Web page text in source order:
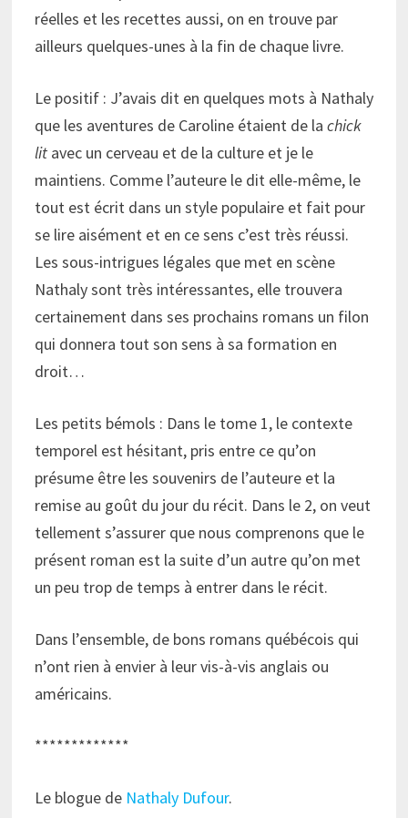
réelles et les recettes aussi, on en trouve par
ailleurs quelques-unes à la fin de chaque livre.
Le positif : J’avais dit en quelques mots à Nathaly
que les aventures de Caroline étaient de la chick
litavec un cerveau et de la culture et je le
maintiens. Comme l’auteure le dit elle-même, le
tout est écrit dans un style populaire et fait pour
se lire aisément et en ce sens c’est très réussi.
Les sous-intrigues légales que met en scène
Nathaly sont très intéressantes, elle trouvera
certainement dans ses prochains romans un filon
qui donnera tout son sens à sa formation en
droit…
Les petits bémols : Dans le tome 1, le contexte
temporel est hésitant, pris entre ce qu’on
présume être les souvenirs de l’auteure et la
remise au goût du jour du récit. Dans le 2, on veut
tellement s’assurer que nous comprenons que le
présent roman est la suite d’un autre qu’on met
un peu trop de temps à entrer dans le récit.
Dans l’ensemble, de bons romans québécois qui
n’ont rien à envier à leur vis-à-vis anglais ou
américains.
*************
Le blogue de Nathaly Dufour.